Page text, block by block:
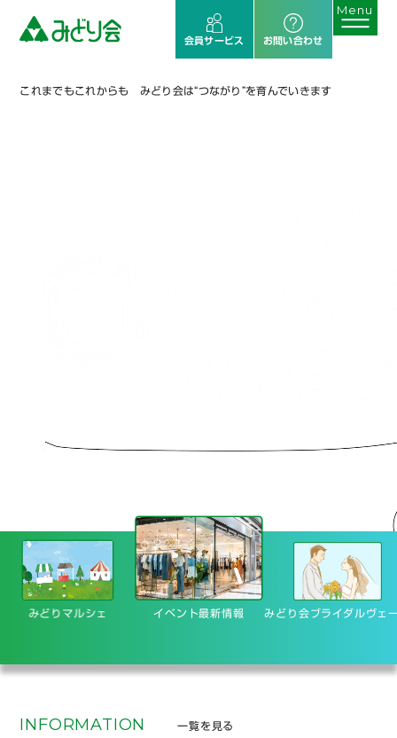
会員サービス お問い合わせ
これまでもこれからも みどり会は“つながり”を育んでいきます
みどりマルシェ イベント最新情報 みどり会ブライダルヴェ
INFORMATION 最新情報一覧
一覧を見る